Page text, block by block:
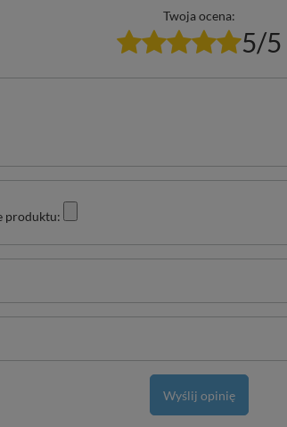
Twoja ocena:
5/5
produktu:
Wyślij opinię